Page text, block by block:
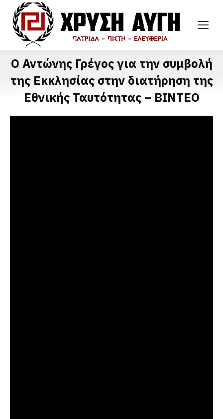
O Αντώνης Γρέγος για την συμβολή
της Εκκλησίας στην διατήρηση της
Εθνικής Ταυτότητας – ΒΙΝΤΕΟ